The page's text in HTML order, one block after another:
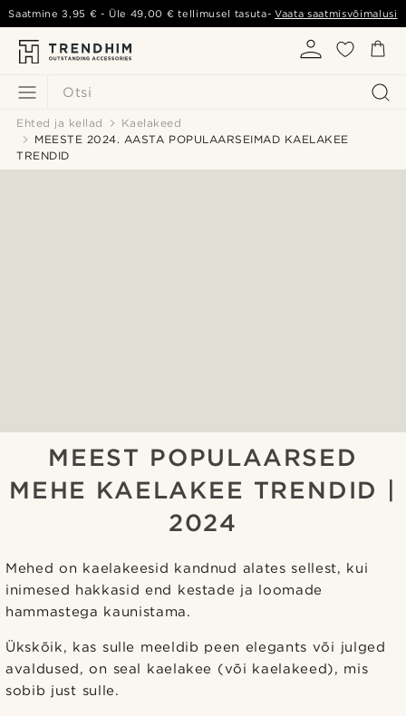
Otsi
Saatmine3,95 € - Üle 49,00 € tellimusel tasuta-Vaata saatmisvõimalusi
Ehted ja kellad
Kaelakeed
MEESTE 2024. AASTA POPULAARSEIMAD KAELAKEE
TRENDID
MEEST POPULAARSED
MEHE KAELAKEE TRENDID |
2024
Mehed on kaelakeesid kandnud alates sellest, kui
inimesed hakkasid end kestade ja loomade
hammastega kaunistama.
Ükskõik, kas sulle meeldib peen elegants või julged
avaldused, on seal kaelakee (või kaelakeed), mis
sobib just sulle.